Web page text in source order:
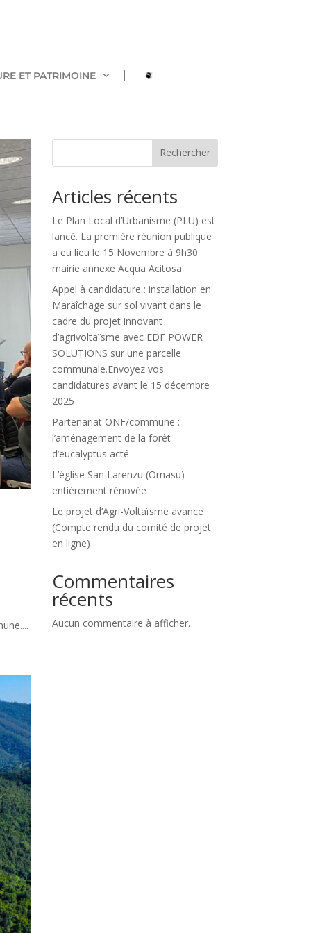
ET PATRIMOINE
Rechercher
Articles récents
Le Plan Local d’Urbanisme (PLU) est
lancé. La première réunion publique
a eu lieu le 15 Novembre à 9h30
mairie annexe Acqua Acitosa
Appel à candidature : installation en
Maraîchage sur sol vivant dans le
cadre du projet innovant
d’agrivoltaïsme avec EDF POWER
SOLUTIONS sur une parcelle
communale.Envoyez vos
candidatures avant le 15 décembre
2025
Partenariat ONF/commune :
l’aménagement de la forêt
d’eucalyptus acté
L’église San Larenzu (Ornasu)
entièrement rénovée
Le projet d’Agri-Voltaïsme avance
(Compte rendu du comité de projet
en ligne)
Commentaires
récents
Aucun commentaire à afficher.